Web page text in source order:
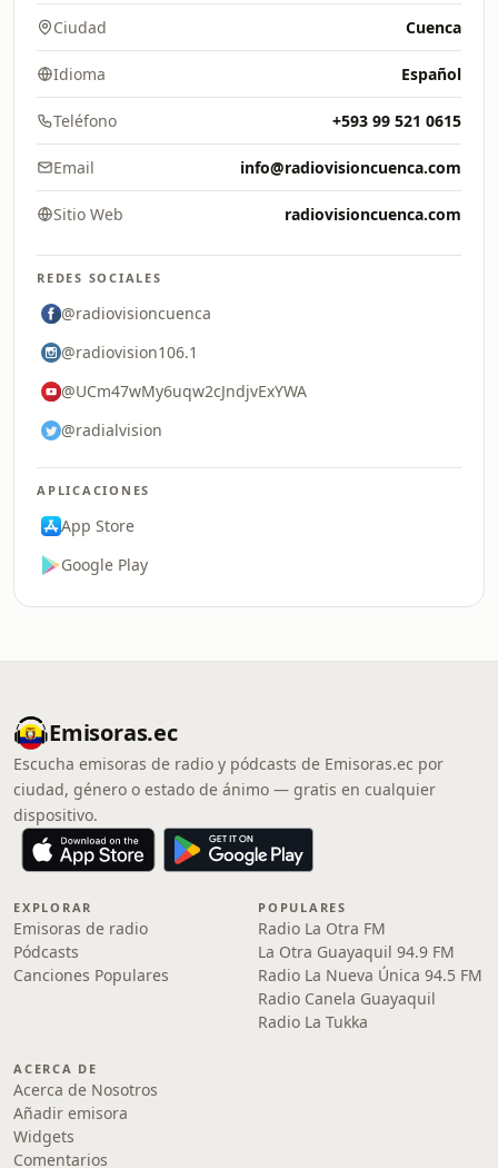
Ciudad Cuenca
Idioma Español
Teléfono +593 99 521 0615
Email info@radiovisioncuenca.com
Sitio Web radiovisioncuenca.com
REDES SOCIALES
@radiovisioncuenca
@radiovision106.1
@UCm47wMy6uqw2cJndjvExYWA
@radialvision
APLICACIONES
App Store
Google Play
Emisoras.ec
Escucha emisoras de radio y pódcasts de Emisoras.ec por
ciudad, género o estado de ánimo — gratis en cualquier
dispositivo.
EXPLORAR
Emisoras de radio
Pódcasts
Canciones Populares
POPULARES
Radio La Otra FM
La Otra Guayaquil 94.9 FM
Radio La Nueva Única 94.5 FM
Radio Canela Guayaquil
Radio La Tukka
ACERCA DE
Acerca de Nosotros
Añadir emisora
Widgets
Comentarios